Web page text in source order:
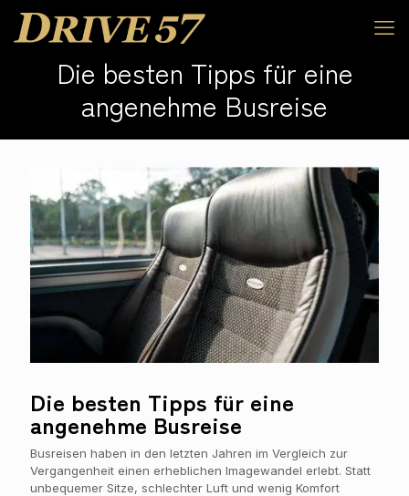
Die besten Tipps für eine
angenehme Busreise
Die besten Tipps für eine
angenehme Busreise
Busreisen haben in den letzten Jahren im Vergleich zur
Vergangenheit einen erheblichen Imagewandel erlebt. Statt
unbequemer Sitze, schlechter Luft und wenig Komfort